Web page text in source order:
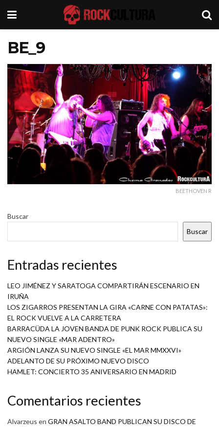
BE_9
BEETHOVEN R
Buscar
Buscar
Entradas recientes
LEO JIMÉNEZ Y SARATOGA COMPARTIRÁN ESCENARIO EN
IRUÑA
LOS ZIGARROS PRESENTAN LA GIRA «CARNE CON PATATAS»:
EL ROCK VUELVE A LA CARRETERA
BARRACÜDA LA JOVEN BANDA DE PUNK ROCK PUBLICA SU
NUEVO SINGLE «MAR ADENTRO»
ARGIÓN LANZA SU NUEVO SINGLE «EL MAR MMXXVI»
ADELANTO DE SU PRÓXIMO NUEVO DISCO
HAMLET: CONCIERTO 35 ANIVERSARIO EN MADRID
Comentarios recientes
Alvarzeus en GRAN ASALTO BAND PUBLICAN SU DISCO DE